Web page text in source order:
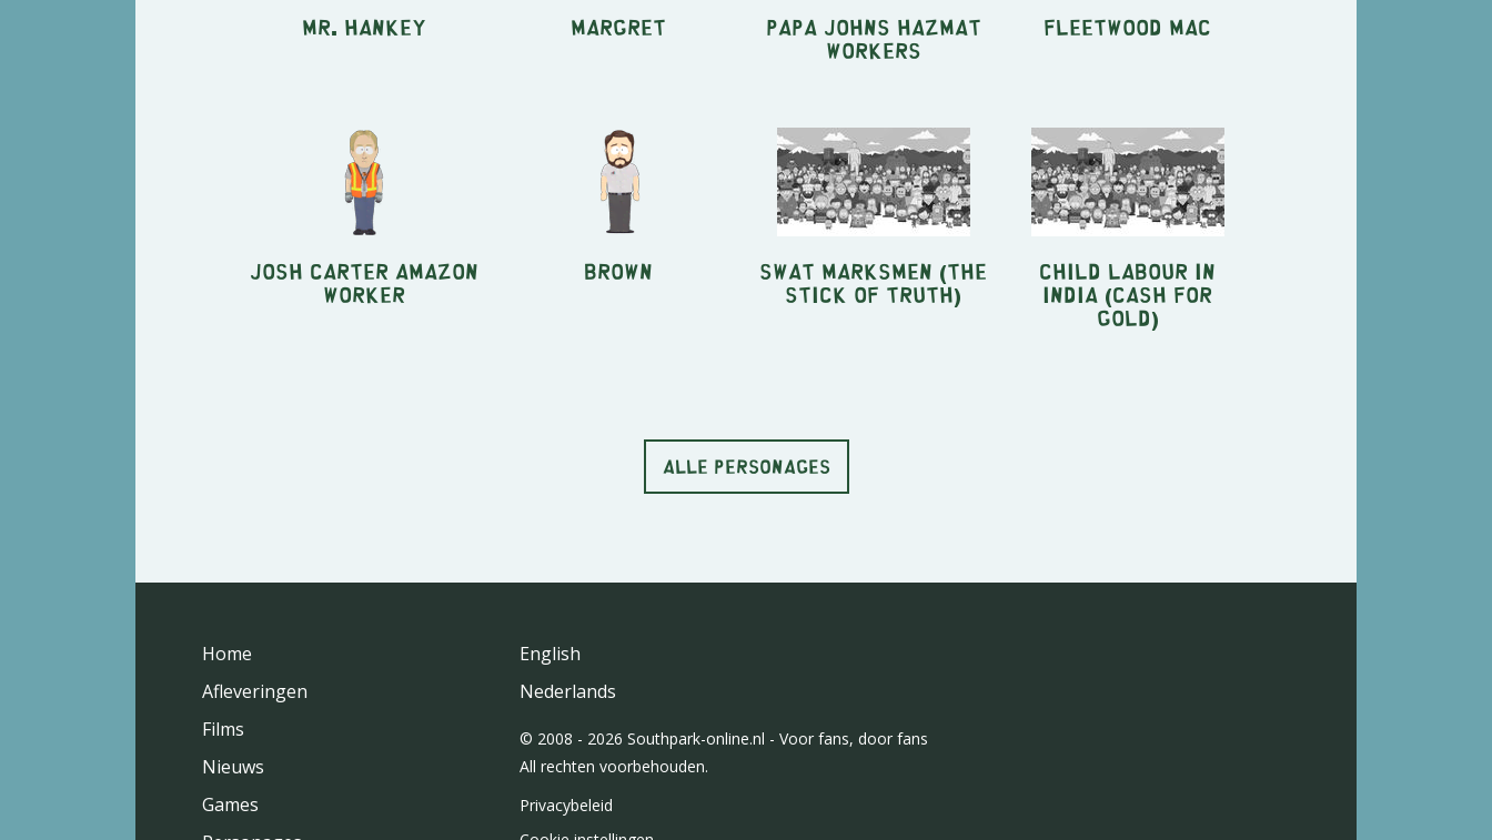
Mr. Hankey Margret Papa Johns Hazmat
Workers
Fleetwood Mac
Josh Carter Amazon
Worker
Brown SWAT Marksmen (The
Stick of Truth)
Child labour in
India (Cash For
Gold)
ALLE PERSONAGES
Home
Afleveringen
Films
Nieuws
Games
English
Nederlands
© 2008 - 2026 Southpark-online.nl - Voor fans, door fans
All rechten voorbehouden.
Privacybeleid